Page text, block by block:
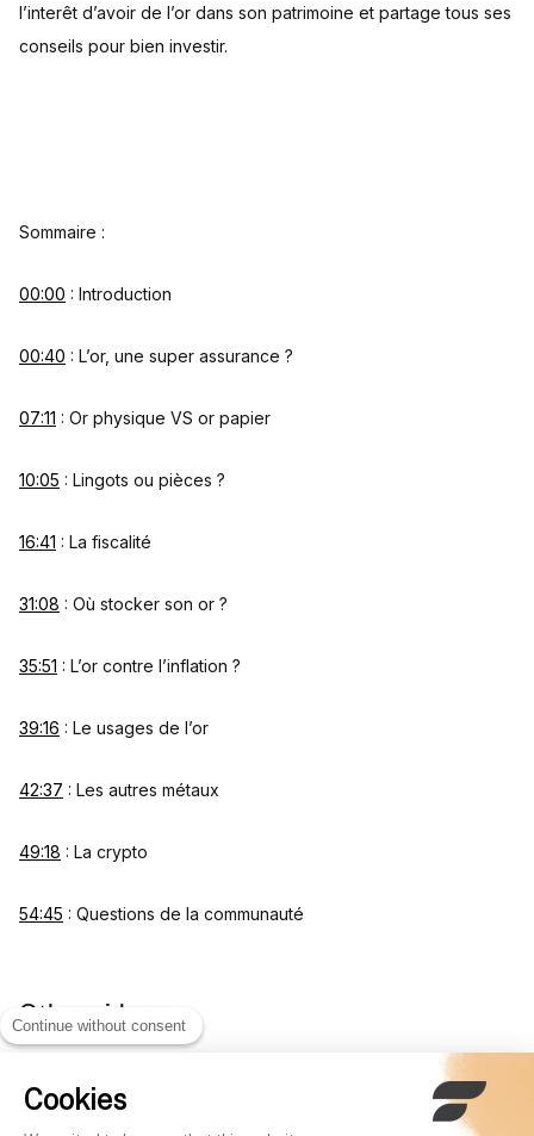
Continue without consent
Cookies
l’interêt d’avoir de l’or dans son patrimoine et partage tous ses
conseils pour bien investir.
Sommaire :
00:00 : Introduction
00:40 : L’or, une super assurance ?
07:11 : Or physique VS or papier
10:05 : Lingots ou pièces ?
16:41 : La fiscalité
31:08 : Où stocker son or ?
35:51 : L’or contre l’inflation ?
39:16 : Le usages de l’or
42:37 : Les autres métaux
49:18 : La crypto
54:45 : Questions de la communauté
Other videos
400 000€
grâce au testament